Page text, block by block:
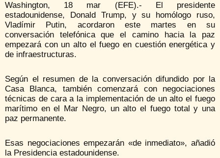
Washington, 18 mar (EFE).- El presidente
estadounidense, Donald Trump, y su homólogo ruso,
Vladímir Putin, acordaron este martes en su
conversación telefónica que el camino hacia la paz
empezará con un alto el fuego en cuestión energética y
de infraestructuras.
Según el resumen de la conversación difundido por la
Casa Blanca, también comenzará con negociaciones
técnicas de cara a la implementación de un alto el fuego
marítimo en el Mar Negro, un alto el fuego total y una
paz permanente.
Esas negociaciones empezarán «de inmediato», añadió
la Presidencia estadounidense.